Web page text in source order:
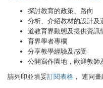
探討教育的政策、路向
分析、介紹教材的設計及
道教育界動態及提供資訊
育界學者專欄
分享教學經驗及感受
公開寫作園地，歡迎教師
請列印並填妥訂閱表格 ， 連同